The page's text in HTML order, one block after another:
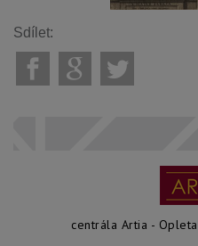
Sdílet:
centrála Artia -